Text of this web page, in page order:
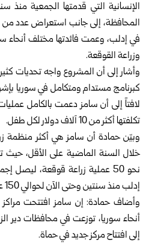
الإنسانية التي قدمتها الجمعية منذ
المحافظة، إلى جانب استعراض عدد من
في إدلب، وعمت فائدتها مختلف أنحاء
وزراعة القوقعة.
وأشار إلى أن المشروع واجه تحديات
كبرنامج مستدام ومتكامل في سوريا
تكلفتها أكثر من 10 آلاف دولار لكل طفل.
وبيّن حمادة أن سامز هي أكثر
خلال السنة الماضية على الأقل،
نحو 50 عملية زراعة قوقعة،
إدلب منذ سنتين وحتى الآن لحوالي 150 عملية زراعة قوقعة.
وأضاف حمادة: إن سامز افتتحت
أنحاء سوريا، توزعت في محافظات دير
إلى افتتاح مركز جديد في حماة.